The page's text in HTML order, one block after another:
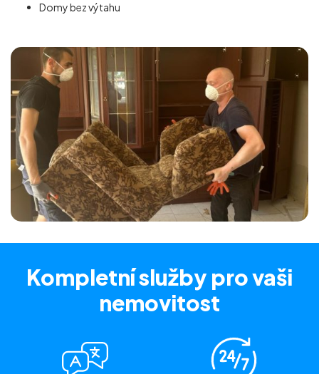
Domy bez výtahu
Kompletní služby pro vaši
nemovitost